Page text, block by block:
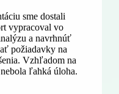
sme dostali
vypracoval vo
a navrhnúť
požiadavky na
Vzhľadom na
ľahká úloha.